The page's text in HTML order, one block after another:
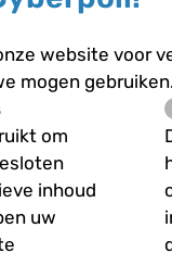
website voor
mogen
om
inhoud
uw